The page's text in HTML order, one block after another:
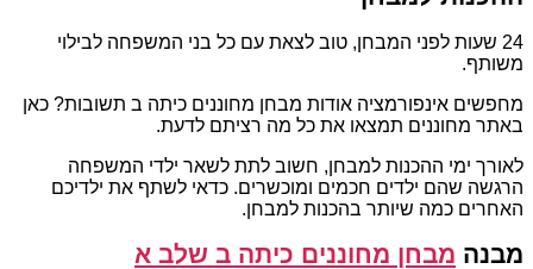
24 שעות לפני המבחן, טוב לצאת עם כל בני המשפחה לבילוי
משותף.
מחפשים אינפורמציה אודות מבחן מחוננים כיתה ב תשובות? כאן
באתר מחוננים תמצאו את כל מה רציתם לדעת.
לאורך ימי ההכנות למבחן, חשוב לתת לשאר ילדי המשפחה
הרגשה שהם ילדים חכמים ומוכשרים. כדאי לשתף את ילדיכם
האחרים כמה שיותר בהכנות למבחן.
מבנה מבחן מחוננים כיתה ב שלב א